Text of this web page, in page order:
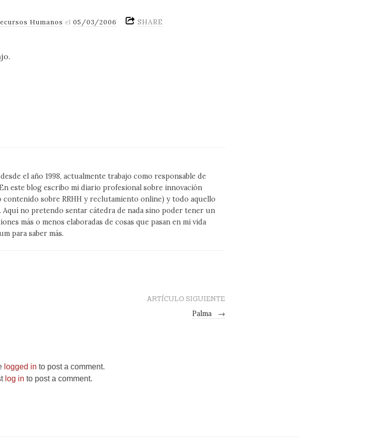
Humanos el 05/03/2006 SHARE
el año 1998, actualmente trabajo como responsable de
este blog escribo mi diario profesional sobre innovación
sobre RRHH y reclutamiento online) y todo aquello
no pretendo sentar cátedra de nada sino poder tener un
más o menos elaboradas de cosas que pasan en mi vida
para saber más.
ARTÍCULO SIGUIENTE
Palma
→
logged in to post a comment.
log in to post a comment.